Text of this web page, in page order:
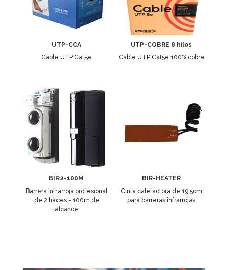
UTP-CCA
Cable UTP Cat5e
UTP-COBRE 8 hilos
Cable UTP Cat5e 100% cobre
BIR2-100M
Barrera Infrarroja profesional
de 2 haces - 100m de
alcance
BIR-HEATER
Cinta calefactora de 19,5cm
para barreras infrarrojas